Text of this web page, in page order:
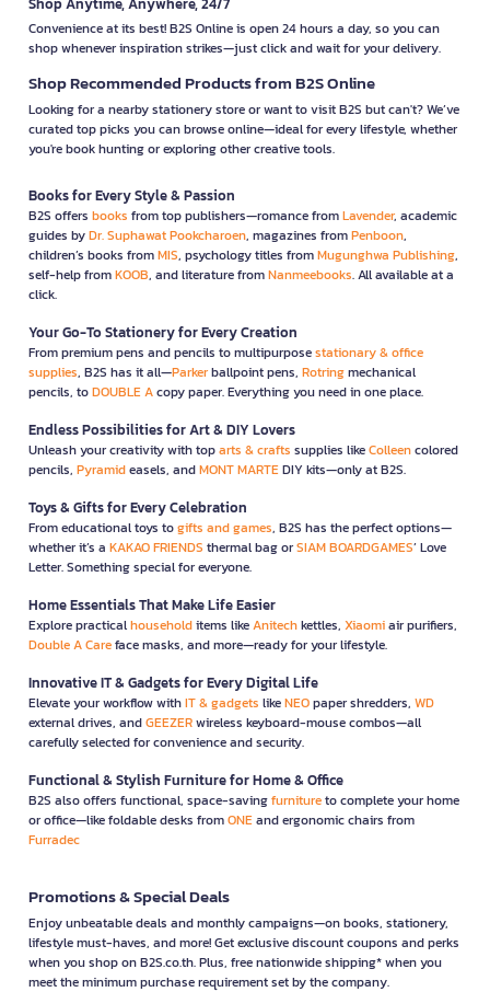
Convenience at its best! B2S Online is open 24 hours a day, so you can
shop whenever inspiration strikes—just click and wait for your delivery.
Shop Recommended Products from B2S Online
Looking for a nearby stationery store or want to visit B2S but can't? We’ve
curated top picks you can browse online—ideal for every lifestyle, whether
you're book hunting or exploring other creative tools.
Books for Every Style & Passion
B2S offers books from top publishers—romance fromLavender, academic
guides byDr. Suphawat Pookcharoen, magazines fromPenboon,
children’s books fromMIS, psychology titles fromMugunghwa Publishing,
self-help fromKOOB, and literature fromNanmeebooks. All available at a
click.
Your Go-To Stationery for Every Creation
From premium pens and pencils to multipurposestationary & office
supplies, B2S has it all—Parkerballpoint pens, Rotringmechanical
pencils, toDOUBLE Acopy paper. Everything you need in one place.
Endless Possibilities for Art & DIY Lovers
Unleash your creativity with toparts & crafts supplies likeColleencolored
pencils, Pyramideasels, andMONT MARTEDIY kits—only at B2S.
Toys & Gifts for Every Celebration
From educational toys togifts and games, B2S has the perfect options—
whether it’s a KAKAO FRIENDS thermal bag orSIAM BOARDGAMES’ Love
Letter. Something special for everyone.
Home Essentials That Make Life Easier
Explore practicalhouseholditems likeAnitechkettles, Xiaomiair purifiers,
Double A Careface masks, and more—ready for your lifestyle.
Innovative IT & Gadgets for Every Digital Life
Elevate your workflow withIT & gadgets likeNEOpaper shredders, WD
external drives, andGEEZERwireless keyboard-mouse combos—all
carefully selected for convenience and security.
Functional & Stylish Furniture for Home & Office
B2S also offers functional, space-savingfurnitureto complete your home
or office—like foldable desks fromONEand ergonomic chairs from
Furradec
Promotions & Special Deals
Enjoy unbeatable deals and monthly campaigns—on books, stationery,
lifestyle must-haves, and more! Get exclusive discount coupons and perks
when you shop on B2S.co.th. Plus, free nationwide shipping* when you
meet the minimum purchase requirement set by the company.